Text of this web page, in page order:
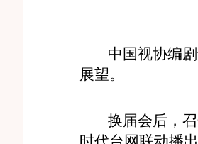
中国视协编剧
展望。
换届会后，召